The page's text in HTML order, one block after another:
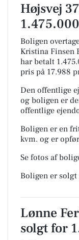
Højsvej
Boligen
Kristina Finsen
har betalt
pris på 17.988
Den offentlige
og boligen er
offentlige
Boligen er en
kvm. og er
Se fotos af
Boligen er solgt
Lønne
solgt for